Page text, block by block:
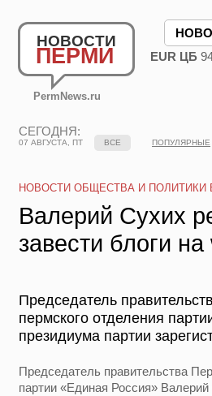
НОВОСТИ
ПЕРМИ
PermNews.ru
EUR ЦБ
СЕГОДНЯ:
07 АВГУСТА, ПТ ВСЕ ПОПУЛЯРНЫЕ
НОВОСТИ ОБЩЕСТВА И ПОЛИТИКИ
Валерий Сухих
завести блоги
Председатель
пермского отделения
президиума партии
Председатель правительства
партии «Единая Россия»